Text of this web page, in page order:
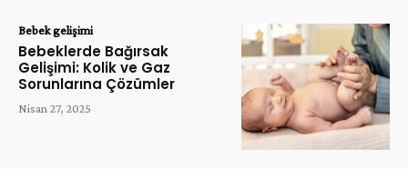
Bebek gelişimi
Bebeklerde Bağırsak
Gelişimi: Kolik ve Gaz
Sorunlarına Çözümler
Nisan 27, 2025